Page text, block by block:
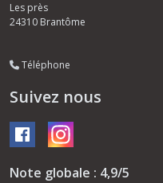
Les près
24310 Brantôme
Téléphone
Suivez nous
Note globale : 4,9/5